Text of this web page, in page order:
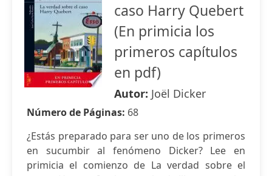
caso Harry Quebert
(En primicia los
primeros capítulos
en pdf)
Autor: Joël Dicker
Número de Páginas: 68
¿Estás preparado para ser uno de los primeros
en sucumbir al fenómeno Dicker? Lee en
primicia el comienzo de La verdad sobre el